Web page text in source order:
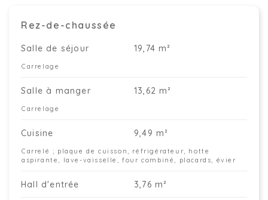
Rez-de-chaussée
Salle de séjour 19,74 m²
Carrelage
Salle à manger 13,62 m²
Carrelage
Cuisine 9,49 m²
Carrelé ; plaque de cuisson, réfrigérateur, hotte
aspirante, lave-vaisselle, four combiné, placards, évier
Hall d'entrée 3,76 m²